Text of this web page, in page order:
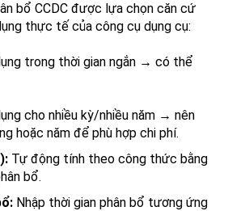
bổ CCDC được lựa chọn căn cứ
thực tế của công cụ dụng cụ:
trong thời gian ngắn → có thể
cho nhiều kỳ/nhiều năm → nên
hoặc năm để phù hợp chi phí.
Tự động tính theo công thức bằng
bổ.
Nhập thời gian phân bổ tương ứng